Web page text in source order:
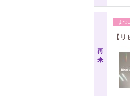
再
来
まつ
【